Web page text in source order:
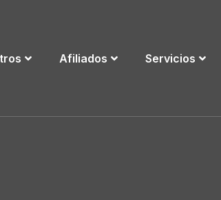
Afiliados Servicios